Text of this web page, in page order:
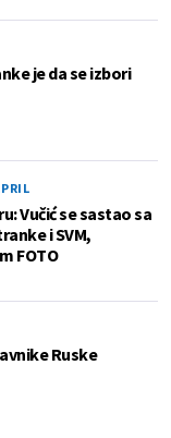
je da se izbori
Vučić se sastao sa
i SVM,
FOTO
Ruske